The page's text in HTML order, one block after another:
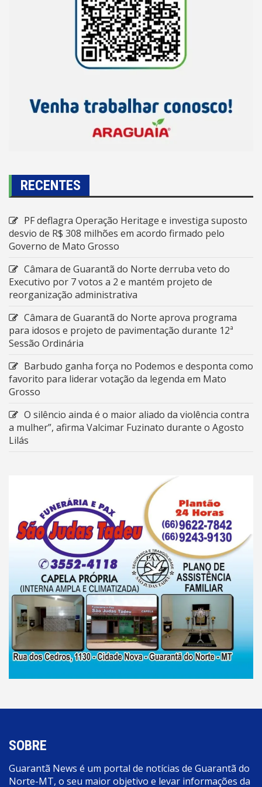
RECENTES
PF deflagra Operação Heritage e investiga suposto
desvio de R$ 308 milhões em acordo firmado pelo
Governo de Mato Grosso
Câmara de Guarantã do Norte derruba veto do
Executivo por 7 votos a 2 e mantém projeto de
reorganização administrativa
Câmara de Guarantã do Norte aprova programa
para idosos e projeto de pavimentação durante 12ª
Sessão Ordinária
Barbudo ganha força no Podemos e desponta como
favorito para liderar votação da legenda em Mato
Grosso
O silêncio ainda é o maior aliado da violência contra
a mulher”, afirma Valcimar Fuzinato durante o Agosto
Lilás
SOBRE
Guarantã News é um portal de notícias de Guarantã do
Norte-MT, o seu maior objetivo e levar informações da